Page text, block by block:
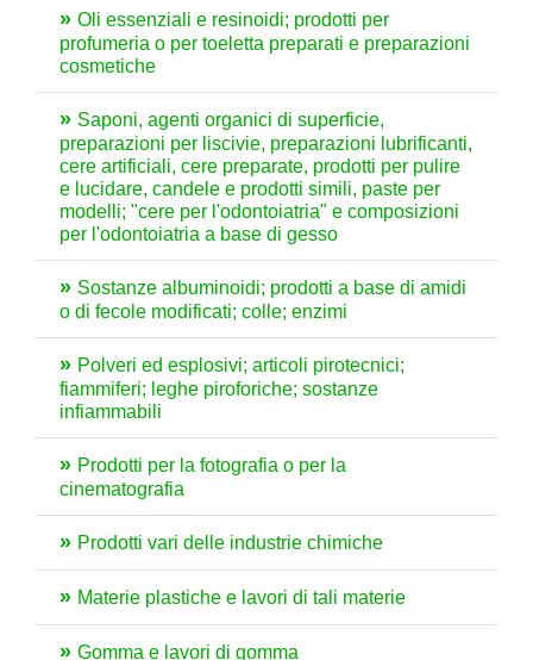
Oli essenziali e resinoidi; prodotti per
profumeria o per toeletta preparati e preparazioni
cosmetiche
Saponi, agenti organici di superficie,
preparazioni per liscivie, preparazioni lubrificanti,
cere artificiali, cere preparate, prodotti per pulire
e lucidare, candele e prodotti simili, paste per
modelli; "cere per l'odontoiatria" e composizioni
per l'odontoiatria a base di gesso
Sostanze albuminoidi; prodotti a base di amidi
o di fecole modificati; colle; enzimi
Polveri ed esplosivi; articoli pirotecnici;
fiammiferi; leghe piroforiche; sostanze
infiammabili
Prodotti per la fotografia o per la
cinematografia
Prodotti vari delle industrie chimiche
Materie plastiche e lavori di tali materie
Gomma e lavori di gomma